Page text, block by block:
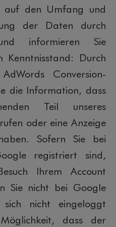
auf den Umfang und
der Daten durch
informieren Sie
Kenntnisstand: Durch
Conversion-
die Information, dass
Teil unseres
oder eine Anzeige
Sofern Sie bei
registriert sind,
Ihrem Account
Sie nicht bei Google
nicht eingeloggt
dass der